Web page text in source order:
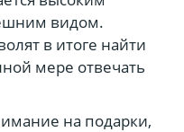
видом.
в итоге найти
мере отвечать
на подарки,